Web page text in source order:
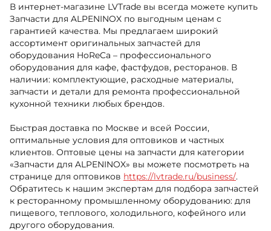
В интернет-магазине LVTrade вы всегда можете купить
Запчасти для ALPENINOX по выгодным ценам с
гарантией качества. Мы предлагаем широкий
ассортимент оригинальных запчастей для
оборудования HoReCa – профессионального
оборудования для кафе, фастфудов, ресторанов. В
наличии: комплектующие, расходные материалы,
запчасти и детали для ремонта профессиональной
кухонной техники любых брендов.
Быстрая доставка по Москве и всей России,
оптимальные условия для оптовиков и частных
клиентов. Оптовые цены на запчасти для категории
«Запчасти для ALPENINOX» вы можете посмотреть на
странице для оптовиков https://lvtrade.ru/business/.
Обратитесь к нашим экспертам для подбора запчастей
к ресторанному промышленному оборудованию: для
пищевого, теплового, холодильного, кофейного или
другого оборудования.